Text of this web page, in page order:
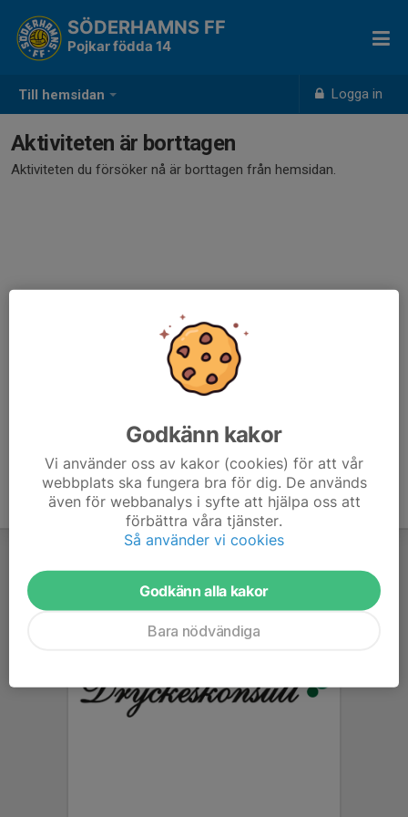
Till hemsidan Logga in
SÖDERHAMNS FF
Pojkar födda 14
Aktiviteten är borttagen
Aktiviteten du försöker nå är borttagen från hemsidan.
Godkänn kakor
Vi använder oss av kakor (cookies) för att vår
webbplats ska fungera bra för dig. De används
även för webbanalys i syfte att hjälpa oss att
förbättra våra tjänster.
Så använder vi cookies
Godkänn alla kakor
Bara nödvändiga